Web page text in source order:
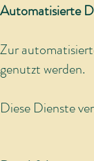
Automatisierte
Zur
genutzt werden.
Diese Dienste